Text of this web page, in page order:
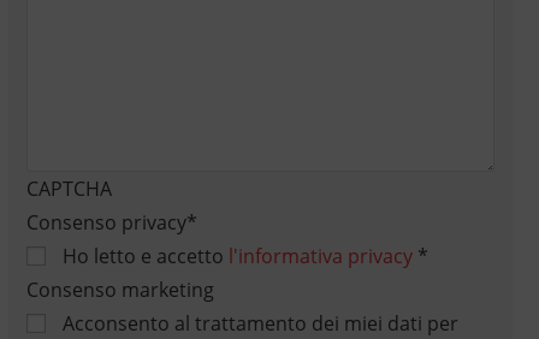
CAPTCHA
Consenso privacy*
Ho letto e accetto l'informativa privacy*
Consenso marketing
Acconsento al trattamento dei miei dati per